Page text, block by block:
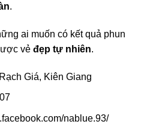
.
ai muốn có kết quả phun
vẻ đẹp tự nhiên.
Giá, Kiên Giang
nablue.93/